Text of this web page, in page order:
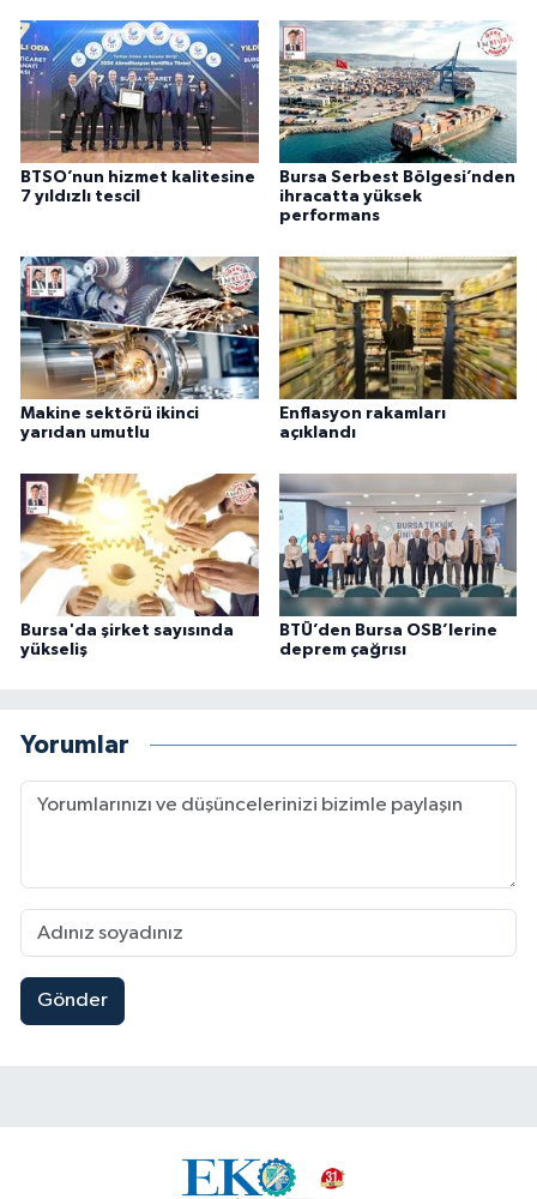
BTSO’nun hizmet kalitesine
7 yıldızlı tescil
Bursa Serbest Bölgesi’nden
ihracatta yüksek
performans
Makine sektörü ikinci
yarıdan umutlu
Enflasyon rakamları
açıklandı
Bursa'da şirket sayısında
yükseliş
BTÜ’den Bursa OSB’lerine
deprem çağrısı
Yorumlar
Gönder